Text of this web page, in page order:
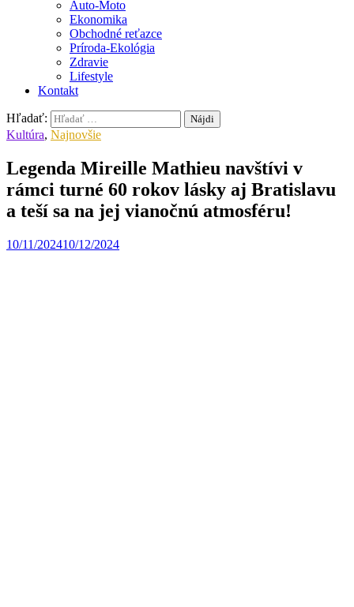
Auto-Moto
Ekonomika
Obchodné reťazce
Príroda-Ekológia
Zdravie
Lifestyle
Kontakt
Hľadať:
Kultúra, Najnovšie
Legenda Mireille Mathieu navštívi v
rámci turné 60 rokov lásky aj Bratislavu
a teší sa na jej vianočnú atmosféru!
10/11/202410/12/2024